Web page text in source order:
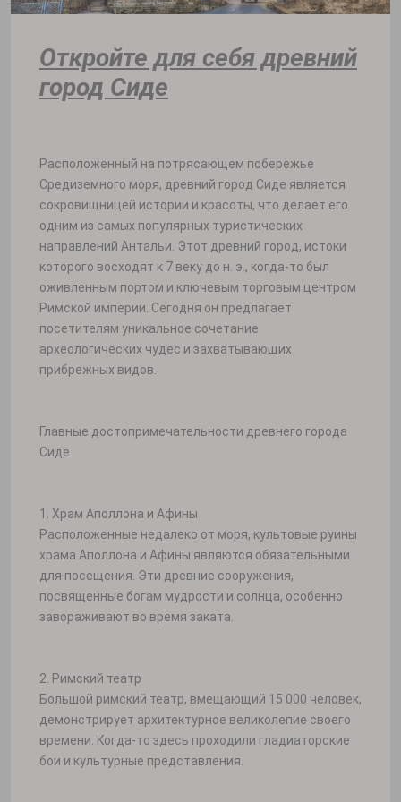
Откройте для себя древний
город Сиде
Расположенный на потрясающем побережье
Средиземного моря, древний город Сиде является
сокровищницей истории и красоты, что делает его
одним из самых популярных туристических
направлений Антальи. Этот древний город, истоки
которого восходят к 7 веку до н. э., когда-то был
оживленным портом и ключевым торговым центром
Римской империи. Сегодня он предлагает
посетителям уникальное сочетание
археологических чудес и захватывающих
прибрежных видов.
Главные достопримечательности древнего города
Сиде
1. Храм Аполлона и Афины
Расположенные недалеко от моря, культовые руины
храма Аполлона и Афины являются обязательными
для посещения. Эти древние сооружения,
посвященные богам мудрости и солнца, особенно
завораживают во время заката.
2. Римский театр
Большой римский театр, вмещающий 15 000 человек,
демонстрирует архитектурное великолепие своего
времени. Когда-то здесь проходили гладиаторские
бои и культурные представления.